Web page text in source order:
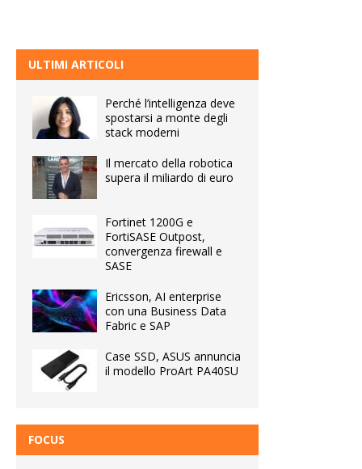
ULTIMI ARTICOLI
Perché l’intelligenza deve
spostarsi a monte degli
stack moderni
Il mercato della robotica
supera il miliardo di euro
Fortinet 1200G e
FortiSASE Outpost,
convergenza firewall e
SASE
Ericsson, AI enterprise
con una Business Data
Fabric e SAP
Case SSD, ASUS annuncia
il modello ProArt PA40SU
FOCUS